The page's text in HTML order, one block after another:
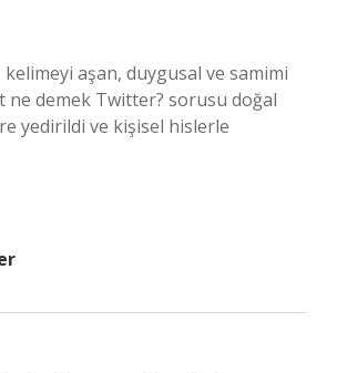
aşan, duygusal ve samimi
ne demek Twitter? sorusu doğal
yedirildi ve kişisel hislerle